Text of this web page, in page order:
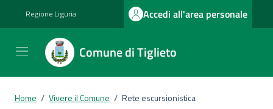
Regione Liguria Accedi all'area personale
Comune di Tiglieto
Home / Vivere il Comune / Rete escursionistica